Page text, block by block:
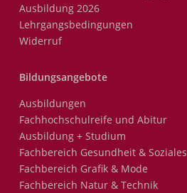
Ausbildung 2026
Lehrgangsbedingungen
Widerruf
Bildungsangebote
Ausbildungen
Fachhochschulreife und Abitur
Ausbildung + Studium
Fachbereich Gesundheit & Soziales
Fachbereich Grafik & Mode
Fachbereich Natur & Technik